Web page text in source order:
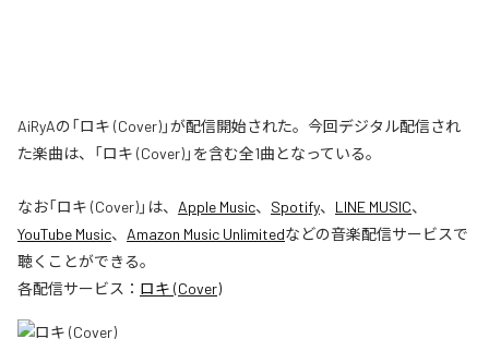
AiRyAの「ロキ (Cover)」が配信開始された。今回デジタル配信され
た楽曲は、「ロキ (Cover)」を含む全1曲となっている。
なお「ロキ (Cover)」は、 Apple Music、 Spotify、 LINE MUSIC、
YouTube Music、 Amazon Music Unlimitedなどの音楽配信サービスで
聴くことができる。
各配信サービス： ロキ (Cover)